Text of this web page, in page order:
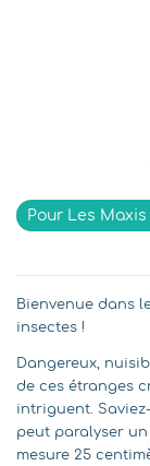
Pour Les Maxis
Bienvenue dans
insectes !
Dangereux,
de ces étranges
intriguent.
peut paralyser
mesure 25